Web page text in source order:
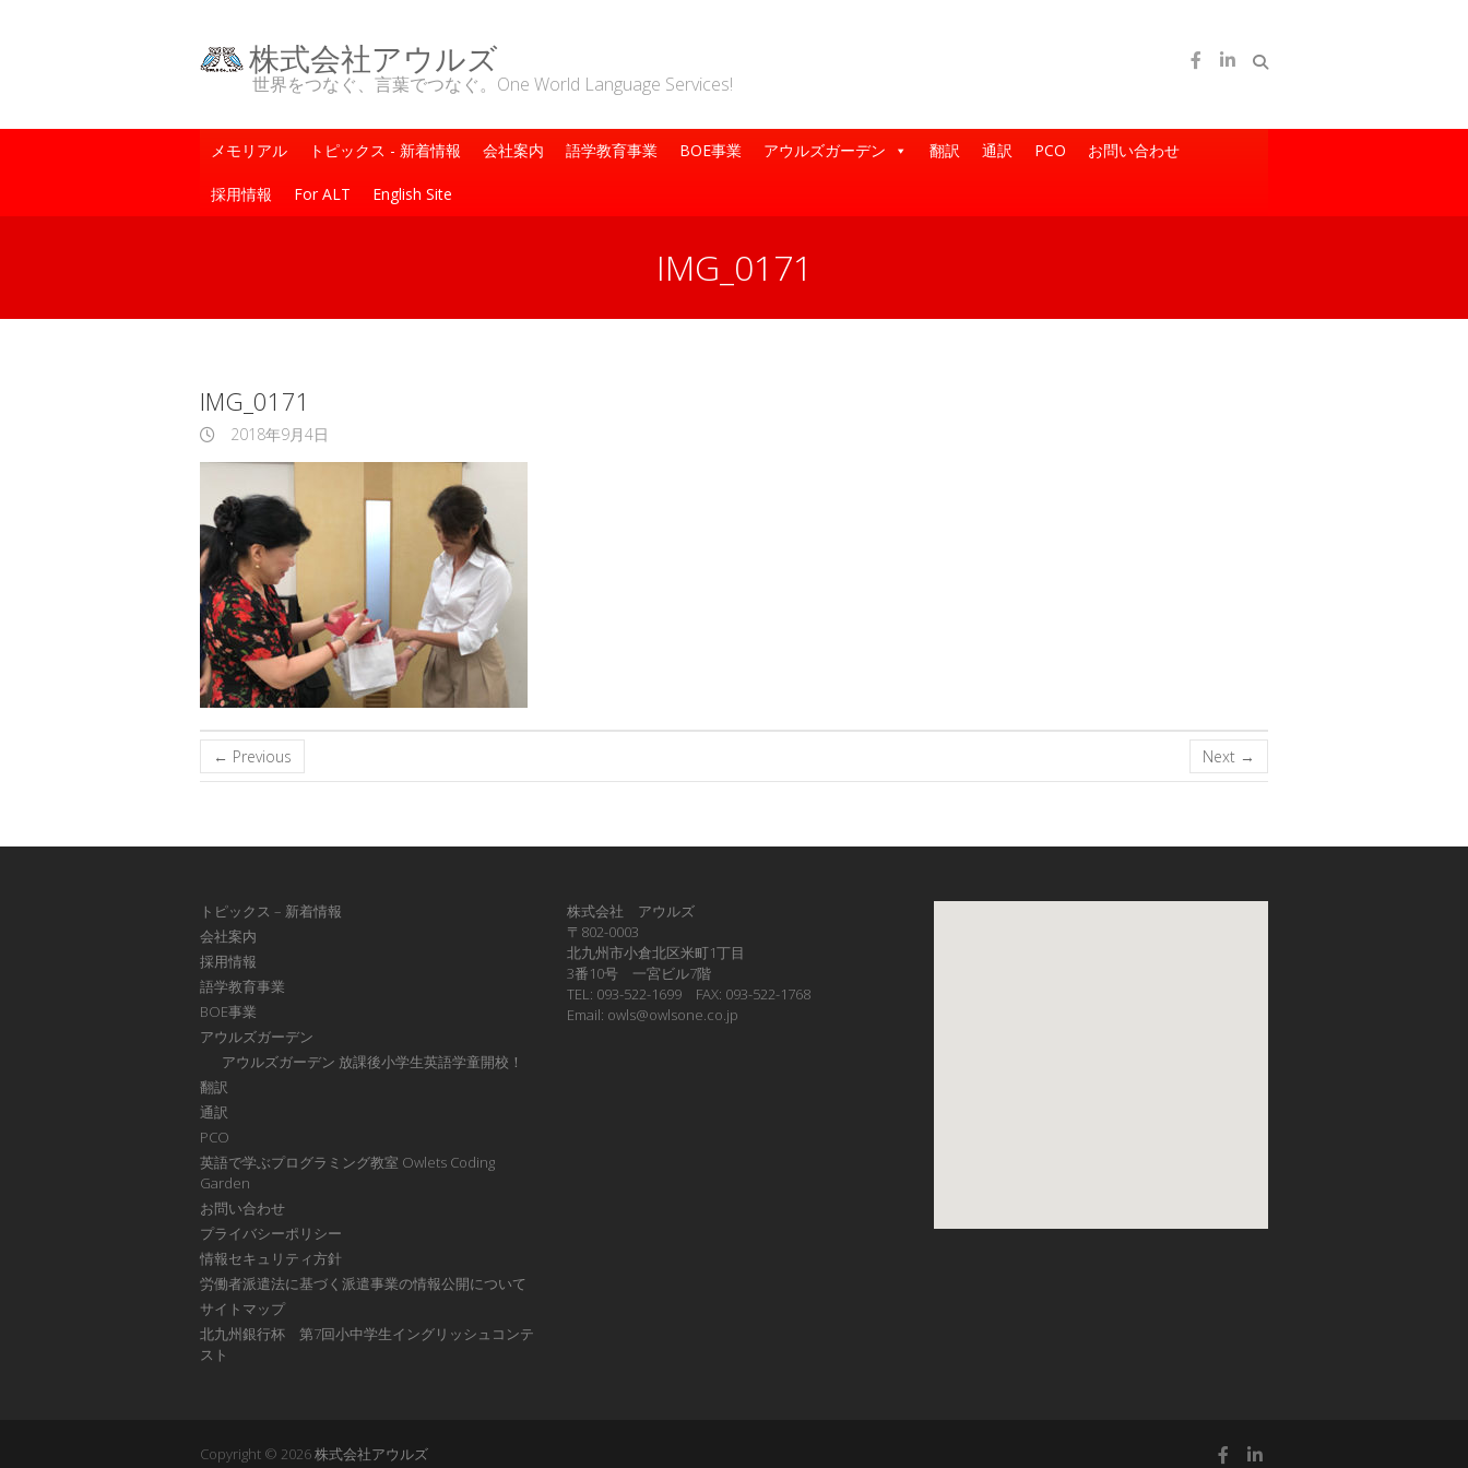
株式会社アウルズ
世界をつなぐ、言葉でつなぐ。One World Language Services!
メモリアル トピックス - 新着情報 会社案内 語学教育事業 BOE事業 アウルズガーデン 翻訳 通訳 PCO お問い合わせ
採用情報 For ALT English Site
IMG_0171
IMG_0171
2018年9月4日
← Previous Next →
トピックス – 新着情報
会社案内
採用情報
語学教育事業
BOE事業
アウルズガーデン
アウルズガーデン 放課後小学生英語学童開校！
翻訳
通訳
PCO
英語で学ぶプログラミング教室 Owlets Coding
Garden
お問い合わせ
プライバシーポリシー
情報セキュリティ方針
労働者派遣法に基づく派遣事業の情報公開について
サイトマップ
北九州銀行杯 第7回小中学生イングリッシュコンテ
スト
株式会社 アウルズ
〒802-0003
北九州市小倉北区米町1丁目
3番10号 一宮ビル7階
TEL: 093-522-1699 FAX: 093-522-1768
Email: owls@owlsone.co.jp
Copyright © 2026株式会社アウルズ